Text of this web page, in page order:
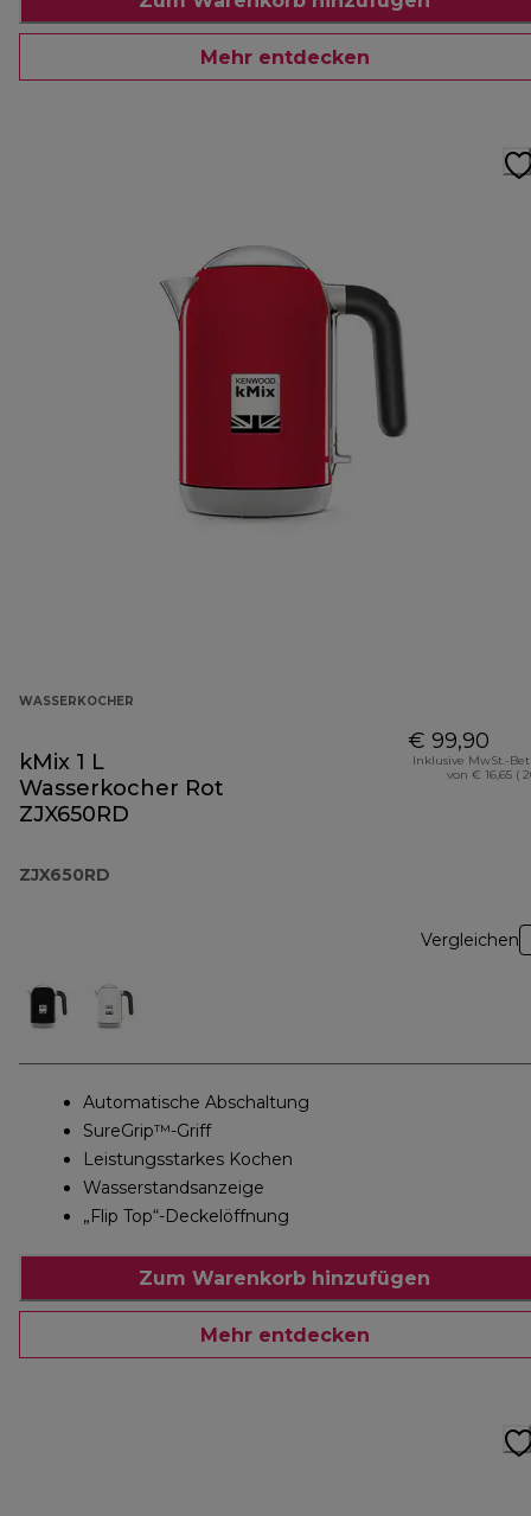
Mehr entdecken
WASSERKOCHER
kMix 1 L
Wasserkocher Rot
ZJX650RD
ZJX650RD
€ 99,90
Inklusive MwSt.-
von € 16,65 (
Vergleichen
Automatische Abschaltung
SureGrip™-Griff
Leistungsstarkes Kochen
Wasserstandsanzeige
„Flip Top“-Deckelöffnung
Zum Warenkorb hinzufügen
Mehr entdecken